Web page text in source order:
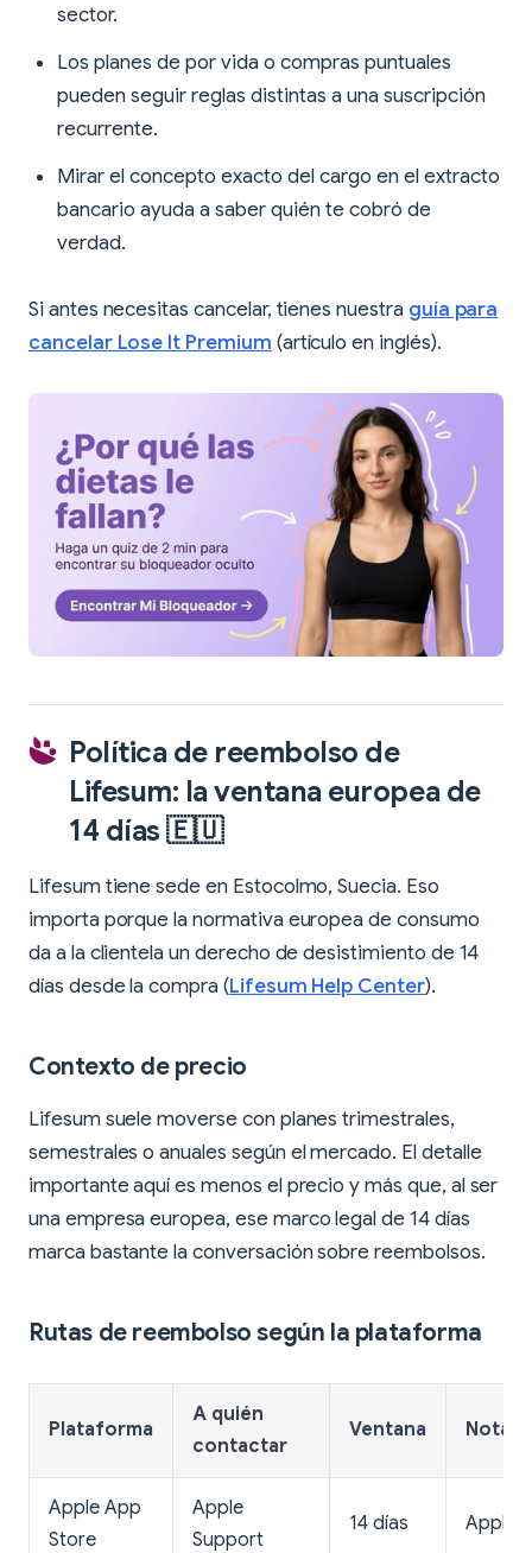
sector.
Los planes de por vida o compras puntuales
pueden seguir reglas distintas a una suscripción
recurrente.
Mirar el concepto exacto del cargo en el extracto
bancario ayuda a saber quién te cobró de
verdad.
Si antes necesitas cancelar, tienes nuestra guía para
cancelar Lose It Premium (artículo en inglés).
Política de reembolso de
Lifesum: la ventana europea de
14 días 🇪🇺
Lifesum tiene sede en Estocolmo, Suecia. Eso
importa porque la normativa europea de consumo
da a la clientela un derecho de desistimiento de 14
días desde la compra (Lifesum Help Center).
Contexto de precio
Lifesum suele moverse con planes trimestrales,
semestrales o anuales según el mercado. El detalle
importante aquí es menos el precio y más que, al ser
una empresa europea, ese marco legal de 14 días
marca bastante la conversación sobre reembolsos.
Rutas de reembolso según la plataforma
Plataforma
A quién
contactar
Ventana Notas
Apple App
Store
Apple
Support
14 días Apple